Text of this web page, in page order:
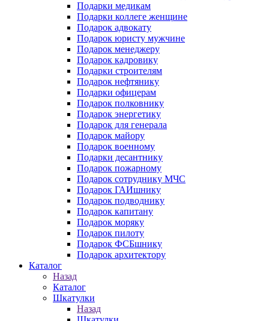
Подарки медикам
Подарки коллеге женщине
Подарок адвокату
Подарок юристу мужчине
Подарок менеджеру
Подарок кадровику
Подарки строителям
Подарок нефтянику
Подарки офицерам
Подарок полковнику
Подарок энергетику
Подарок для генерала
Подарок майору
Подарок военному
Подарки десантнику
Подарок пожарному
Подарок сотруднику МЧС
Подарок ГАИшнику
Подарок подводнику
Подарок капитану
Подарок моряку
Подарок пилоту
Подарок ФСБшнику
Подарок архитектору
Каталог
Назад
Каталог
Шкатулки
Назад